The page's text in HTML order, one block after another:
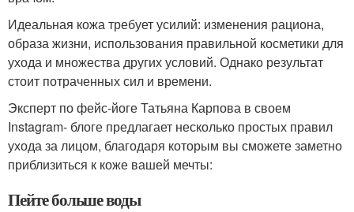
Идеальная кожа требует усилий: изменения рациона,
образа жизни, использования правильной косметики для
ухода и множества других условий. Однако результат
стоит потраченных сил и времени.
Эксперт по фейс-йоге Татьяна Карпова в своем
Instagram- блоге предлагает несколько простых правил
ухода за лицом, благодаря которым вы сможете заметно
приблизиться к коже вашей мечты:
Пейте больше воды